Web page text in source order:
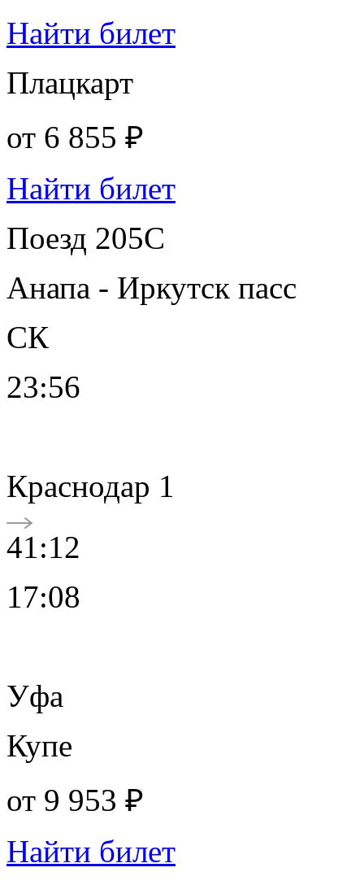
Найти билет
Плацкарт
от 6 855 ₽
Найти билет
Поезд 205С
Анапа - Иркутск пасс
СК
23:56
Краснодар 1
41:12
17:08
Уфа
Купе
от 9 953 ₽
Найти билет